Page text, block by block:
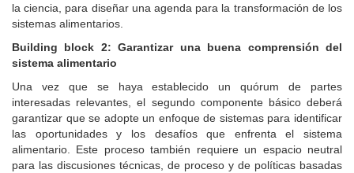
la ciencia, para diseñar una agenda para la transformación de los
sistemas alimentarios.
Building block 2: Garantizar una buena comprensión del
sistema alimentario
Una vez que se haya establecido un quórum de partes
interesadas relevantes, el segundo componente básico deberá
garantizar que se adopte un enfoque de sistemas para identificar
las oportunidades y los desafíos que enfrenta el sistema
alimentario. Este proceso también requiere un espacio neutral
para las discusiones técnicas, de proceso y de políticas basadas